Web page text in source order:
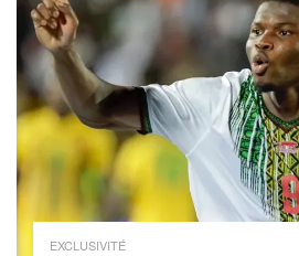
EXCLUSIVITÉ